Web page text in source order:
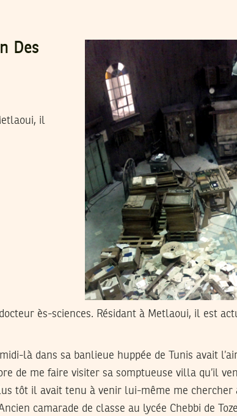
Des
il
ès-sciences. Résidant à Metlaoui, il est
là dans sa banlieue huppée de Tunis avait
de me faire visiter sa somptueuse villa qu’il
tôt il avait tenu à venir lui-même me chercher
camarade de classe au lycée Chebbi de